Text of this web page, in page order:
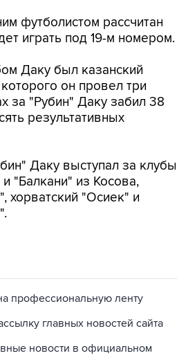
футболистом рассчитан
играть под 19-м номером.
Даку был казанский
он провел три
за "Рубин" Даку забил 38
результативных
Даку выступал за клубы
"Балкани" из Косова,
хорватский "Осиек" и
профессиональную ленту
главных новостей сайта
новости в официальном